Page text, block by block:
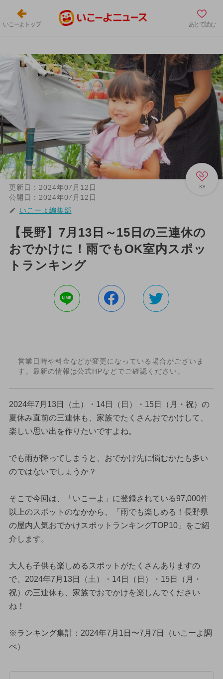
いこーよトップ あとで読む
38
更新日： 2024年07月12日
公開日： 2024年07月12日
いこーよ編集部
【長野】7月13日～15日の三連休の
おでかけに！雨でもOK室内スポッ
トランキング
営業日時や料金などが変更になっている場合がございま
す。最新の情報は公式HPなどでご確認ください。
2024年7月13日（土）・14日（日）・15日（月・祝）の
夏休み直前の三連休も、家族でたくさんおでかけして、
楽しい思い出を作りたいですよね。
でも雨が降ってしまうと、おでかけ先に悩むかたも多い
のではないでしょうか？
そこで今回は、「いこーよ」に登録されている97,000件
以上のスポットのなかから、「雨でも楽しめる！長野県
の屋内人気おでかけスポットランキングTOP10」をご紹
介します。
大人も子供も楽しめるスポットがたくさんありますの
で、2024年7月13日（土）・14日（日）・15日（月・
祝）の三連休も、家族でおでかけを楽しんでください
ね！
※ランキング集計：2024年7月1日〜7月7日（いこーよ調
べ）